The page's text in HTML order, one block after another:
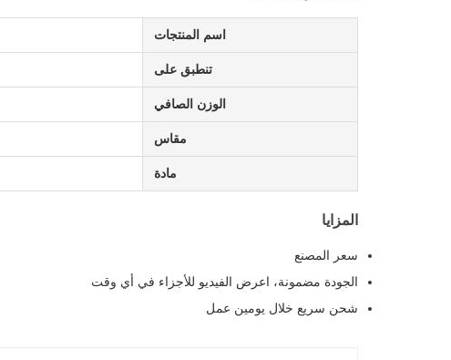
اسم المنتجات
تنطبق على
الوزن الصافي
مقاس
مادة
المزايا
سعر المصنع
الجودة مضمونة، اعرض الفيديو للأجزاء في أي وقت
شحن سريع خلال يومين عمل